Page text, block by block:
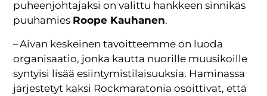
puheenjohtajaksi on valittu hankkeen sinnikäs
puuhamies Roope Kauhanen.
– Aivan keskeinen tavoitteemme on luoda
organisaatio, jonka kautta nuorille muusikoille
syntyisi lisää esiintymistilaisuuksia. Haminassa
järjestetyt kaksi Rockmaratonia osoittivat, että